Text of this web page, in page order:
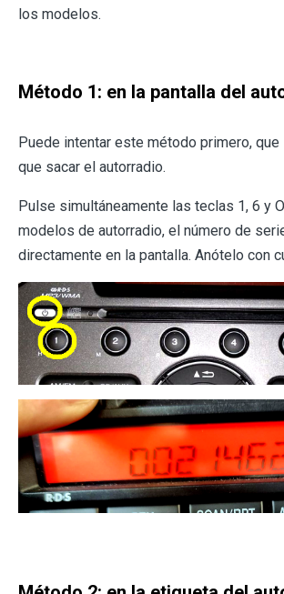
los modelos.
Método 1: en la pantalla del
Puede intentar este método primero,
que sacar el autorradio.
Pulse simultáneamente las teclas 1, 6 y
modelos de autorradio, el número de
directamente en la pantalla. Anótelo con